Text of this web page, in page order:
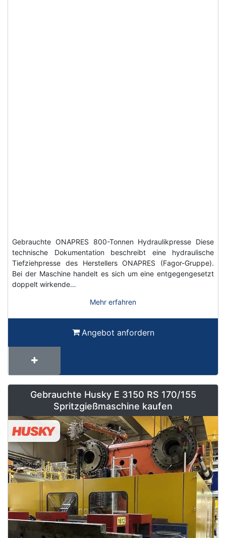
Gebrauchte ONAPRES 800-Tonnen Hydraulikpresse Diese
technische Dokumentation beschreibt eine hydraulische
Tiefziehpresse des Herstellers ONAPRES (Fagor-Gruppe).
Bei der Maschine handelt es sich um eine entgegengesetzt
doppelt wirkende…
Mehr erfahren
Angebot anfordern
Gebrauchte Husky E 3150 RS 170/155
Spritzgießmaschine kaufen